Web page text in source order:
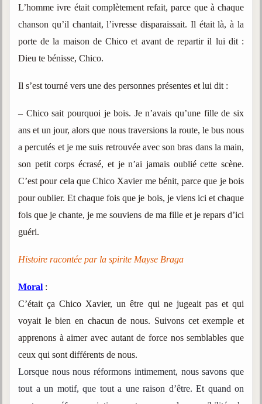
L’homme ivre était complètement refait, parce que à chaque
chanson qu’il chantait, l’ivresse disparaissait. Il était là, à la
porte de la maison de Chico et avant de repartir il lui dit :
Dieu te bénisse, Chico.
Il s’est tourné vers une des personnes présentes et lui dit :
– Chico sait pourquoi je bois. Je n’avais qu’une fille de six
ans et un jour, alors que nous traversions la route, le bus nous
a percutés et je me suis retrouvée avec son bras dans la main,
son petit corps écrasé, et je n’ai jamais oublié cette scène.
C’est pour cela que Chico Xavier me bénit, parce que je bois
pour oublier. Et chaque fois que je bois, je viens ici et chaque
fois que je chante, je me souviens de ma fille et je repars d’ici
guéri.
Histoire racontée par la spirite Mayse Braga
Moral :
C’était ça Chico Xavier, un être qui ne jugeait pas et qui
voyait le bien en chacun de nous. Suivons cet exemple et
apprenons à aimer avec autant de force nos semblables que
ceux qui sont différents de nous.
Lorsque nous nous réformons intimement, nous savons que
tout a un motif, que tout a une raison d’être. Et quand on